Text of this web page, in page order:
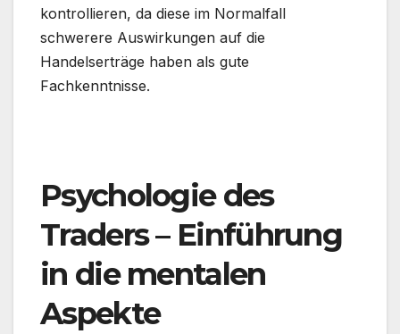
kontrollieren, da diese im Normalfall
schwerere Auswirkungen auf die
Handelserträge haben als gute
Fachkenntnisse.
Psychologie des
Traders – Einführung
in die mentalen
Aspekte